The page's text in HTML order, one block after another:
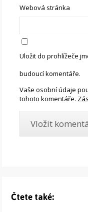
Webová stránka
Uložit do prohlížeče
budoucí komentáře.
Vaše osobní údaje
tohoto komentáře.
Čtete také: